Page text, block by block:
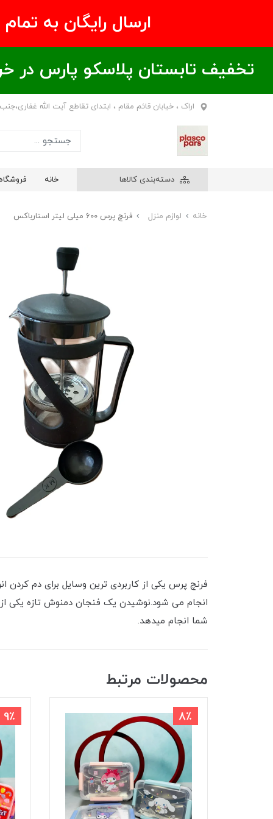
ارسال رایگان به تمام نقاط
تخفیف تابستان پلاسکو پارس در خریدهای بالای ۶00 هزار تومان /
اراک ، خیابان قائم مقام ، ابتدای تقاطع آیت الله
دسته‌بندی کالاها خانه فروشگاه
خانه لوازم منزل فرنچ پرس 600 میلی لیتر استارباکس
فرنچ پرس یکی از کاربردی ترین وسایل برای دم
شما انجام میدهد.
محصولات مرتبط
8٪ 9٪